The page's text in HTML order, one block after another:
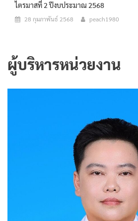
ไตรมาสที่ 2 ปีงบประมาณ 2568
28 กุมภาพันธ์ 2568 peach1980
ผู้บริหารหน่วยงาน